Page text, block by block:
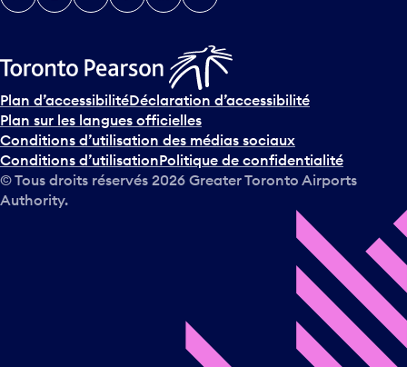
n
s
u
r
l
e
c
a
Plan d’accessibilitéDéclaration d’accessibilité
Plan sur les langues officielles
Conditions d’utilisation des médias sociaux
Conditions d’utilisationPolitique de confidentialité
© Tous droits réservés 2026 Greater Toronto Airports
Authority.